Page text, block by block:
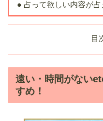
● 占って欲しい内容が占
目
遠い・時間がない
すめ！